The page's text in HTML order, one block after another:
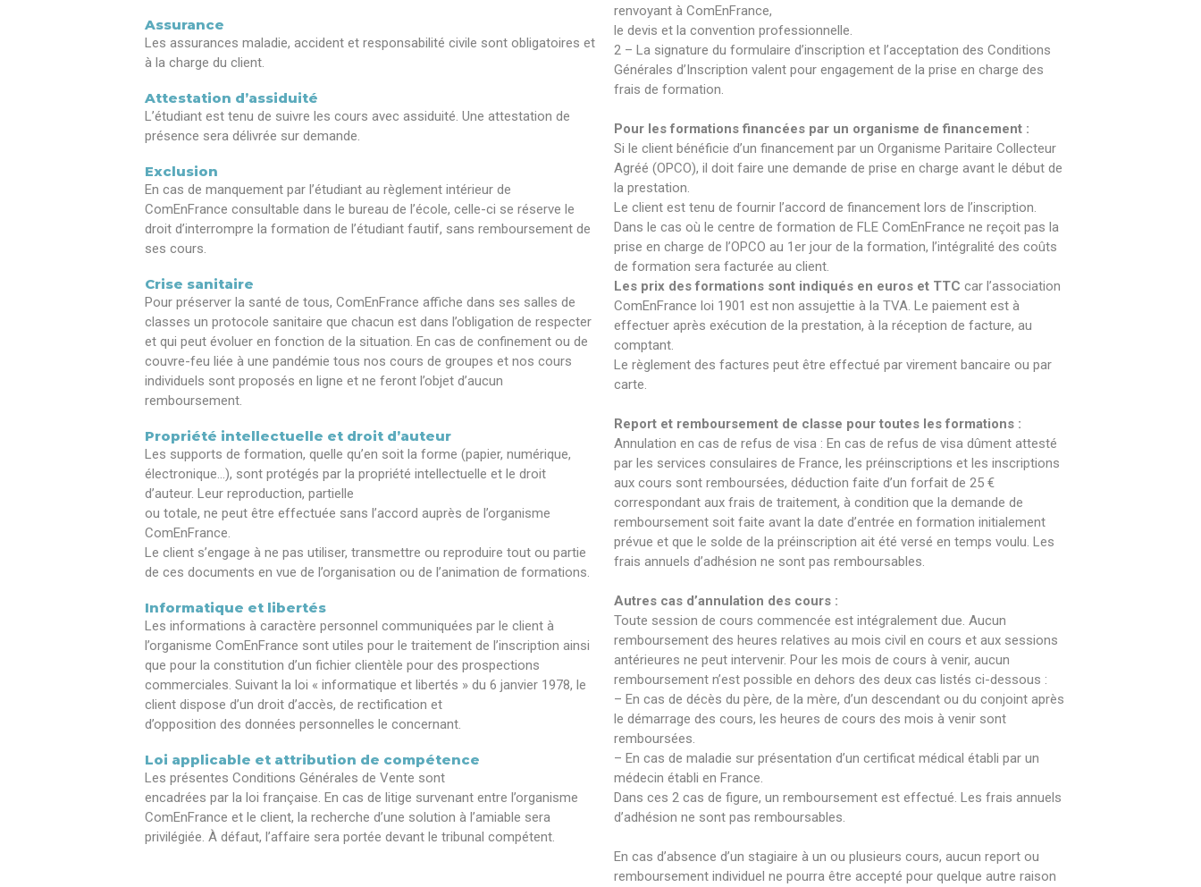
Assurance
Les assurances maladie, accident et responsabilité civile sont obligatoires et
à la charge du client.
Attestation d’assiduité
L’étudiant est tenu de suivre les cours avec assiduité. Une attestation de
présence sera délivrée sur demande.
Exclusion
En cas de manquement par l’étudiant au règlement intérieur de
ComEnFrance consultable dans le bureau de l’école, celle-ci se réserve le
droit d’interrompre la formation de l’étudiant fautif, sans remboursement de
ses cours.
Crise sanitaire
Pour préserver la santé de tous, ComEnFrance affiche dans ses salles de
classes un protocole sanitaire que chacun est dans l’obligation de respecter
et qui peut évoluer en fonction de la situation. En cas de confinement ou de
couvre-feu liée à une pandémie tous nos cours de groupes et nos cours
individuels sont proposés en ligne et ne feront l’objet d’aucun
remboursement.
Propriété intellectuelle et droit d’auteur
Les supports de formation, quelle qu’en soit la forme (papier, numérique,
électronique…), sont protégés par la propriété intellectuelle et le droit
d’auteur. Leur reproduction, partielle
ou totale, ne peut être effectuée sans l’accord auprès de l’organisme
ComEnFrance.
Le client s’engage à ne pas utiliser, transmettre ou reproduire tout ou partie
de ces documents en vue de l’organisation ou de l’animation de formations.
Informatique et libertés
Les informations à caractère personnel communiquées par le client à
l’organisme ComEnFrance sont utiles pour le traitement de l’inscription ainsi
que pour la constitution d’un fichier clientèle pour des prospections
commerciales. Suivant la loi « informatique et libertés » du 6 janvier 1978, le
client dispose d’un droit d’accès, de rectification et
d’opposition des données personnelles le concernant.
Loi applicable et attribution de compétence
Les présentes Conditions Générales de Vente sont
encadrées par la loi française. En cas de litige survenant entre l’organisme
ComEnFrance et le client, la recherche d’une solution à l’amiable sera
privilégiée. À défaut, l’affaire sera portée devant le tribunal compétent.
renvoyant à ComEnFrance,
le devis et la convention professionnelle.
2 – La signature du formulaire d’inscription et l’acceptation des Conditions
Générales d’Inscription valent pour engagement de la prise en charge des
frais de formation.
Pour les formations financées par un organisme de financement :
Si le client bénéficie d’un financement par un Organisme Paritaire Collecteur
Agréé (OPCO), il doit faire une demande de prise en charge avant le début de
la prestation.
Le client est tenu de fournir l’accord de financement lors de l’inscription.
Dans le cas où le centre de formation de FLE ComEnFrance ne reçoit pas la
prise en charge de l’OPCO au 1er jour de la formation, l’intégralité des coûts
de formation sera facturée au client.
Les prix des formations sont indiqués en euros et TTC car l’association
ComEnFrance loi 1901 est non assujettie à la TVA. Le paiement est à
effectuer après exécution de la prestation, à la réception de facture, au
comptant.
Le règlement des factures peut être effectué par virement bancaire ou par
carte.
Report et remboursement de classe pour toutes les formations :
Annulation en cas de refus de visa : En cas de refus de visa dûment attesté
par les services consulaires de France, les préinscriptions et les inscriptions
aux cours sont remboursées, déduction faite d’un forfait de 25 €
correspondant aux frais de traitement, à condition que la demande de
remboursement soit faite avant la date d’entrée en formation initialement
prévue et que le solde de la préinscription ait été versé en temps voulu. Les
frais annuels d’adhésion ne sont pas remboursables.
Autres cas d’annulation des cours :
Toute session de cours commencée est intégralement due. Aucun
remboursement des heures relatives au mois civil en cours et aux sessions
antérieures ne peut intervenir. Pour les mois de cours à venir, aucun
remboursement n’est possible en dehors des deux cas listés ci-dessous :
– En cas de décès du père, de la mère, d’un descendant ou du conjoint après
le démarrage des cours, les heures de cours des mois à venir sont
remboursées.
– En cas de maladie sur présentation d’un certificat médical établi par un
médecin établi en France.
Dans ces 2 cas de figure, un remboursement est effectué. Les frais annuels
d’adhésion ne sont pas remboursables.
En cas d’absence d’un stagiaire à un ou plusieurs cours, aucun report ou
remboursement individuel ne pourra être accepté pour quelque autre raison